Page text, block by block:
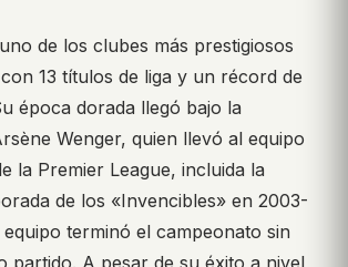
de los clubes más prestigiosos
13 títulos de liga y un récord de
época dorada llegó bajo la
Wenger, quien llevó al equipo
la Premier League, incluida la
de los «Invencibles» en 2003-
terminó el campeonato sin
partido. A pesar de su éxito a nivel